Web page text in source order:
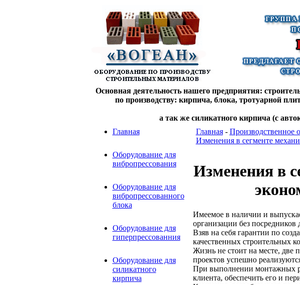
Основная деятельность нашего предприятия:
по производству: кирпича, блока, тротуарной
а так же силикатного кирпича (с
Главная
Оборудование для
вибропрессования
Оборудование для
вибропрессованного
блока
Оборудование для
гиперпрессованния
Оборудование для
силикатного
кирпича
Главная- Производственное
Изменения в сегменте
Изменения в
Имеемое в наличии и
организации без посредников
Взяв на себя гарантии по
качественных строительных
Жизнь не стоит на месте, две
проектов успешно
При выполнении монтажных
клиента, обеспечить его и